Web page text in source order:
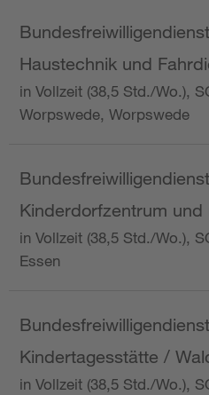
Haustechnik und
in Vollzeit (38,5 Std./Wo.),
Worpswede, Worpswede
Kinderdorfzentrum
in Vollzeit (38,5 Std./Wo.),
Essen
Kindertagesstätte /
in Vollzeit (38,5 Std./Wo.),